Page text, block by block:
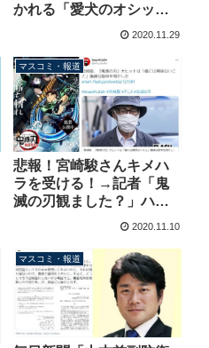
かれる「愛犬のオシッコ
を3回も放置した」「ＳＰ
2020.11.29
マスコミ・報道
悲報！宮崎駿さんキメハ
ラを受ける！→記者「鬼
滅の刃観ました？」ハヤ
オ「テレビも観ないし、
いをやっている引退じじ
いです」
2020.11.10
マスコミ・報道